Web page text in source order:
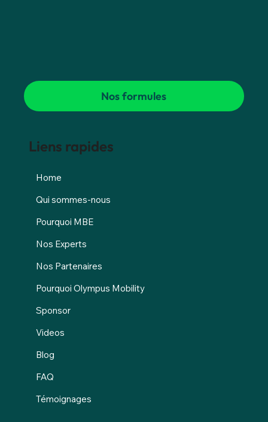
Liens rapides
Home
Qui sommes-nous
Pourquoi MBE
Nos Experts
Nos Partenaires
Pourquoi Olympus Mobility
Sponsor
Videos
Blog
FAQ
Témoignages
Nos formules